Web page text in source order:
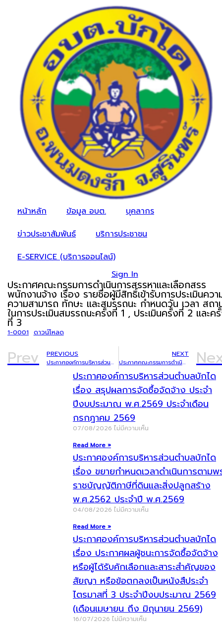
หน้าหลัก ข้อมูล อบต.
บุคลากร
ข่าวประชาสัมพันธ์
บริการประชาชน
E-SERVICE (บริการออนไลน์)
Sign In
ประกาศคณะกรรมการดำเนินการสรรหาและเลือกสรร
พนักงานจ้าง เรื่อง รายชื่อผู้มีสิทธิ์เข้ารับการประเมินควา
ความสามารถ ทักษะ และสมรรถนะ กำหนดวัน เวลา สถา
ในการประเมินสมรรถนะครั้งที่ 1 , ประเมินครั้งที่ 2 และค
ที่ 3
1-0001 ดาวน์โหลด
Prev PREVIOUS
ประกาศองค์การบริหารส่วนตำบลบักได เรื่อง การโอนเงินงบประมาณรายจ่ายประจำปีงบประมาณ พ.ศ.2568 ครั้งที่ 18
NEXT
ประกาศคณะกรรมการดำเนินการสรรหาและเลือกสรรพนักงานจ้าง เรื่อง รายชื่อผู้มีสิทธิ์เข้ารับการประเมินความรู้ความสามารถ ทักษะ และสมรรถนะ กำหนดวัน เวลา สถานที่ ในการประเมินสมรรถนะครั้งที่ 1 , ประเมินครั้งที่ 2 และครั้งที่ 3
ประกาศองค์การบริหารส่วนตำบลบักได
เรื่อง สรุปผลการจัดซื้อจัดจ้าง ประจำ
ปีงบประมาณ พ.ศ.2569 ประจำเดือน
กรกฎาคม 2569
07/08/2026 ไม่มีความเห็น
Read More »
ประกาศองค์การบริหารส่วนตำบลบักได
เรื่อง ขยายกำหนดเวลาดำเนินการตามพ
ราชบัญญัติภาษีที่ดินและสิ่งปลูกสร้าง
พ.ศ.2562 ประจำปี พ.ศ.2569
04/08/2026 ไม่มีความเห็น
Read More »
ประกาศองค์การบริหารส่วนตำบลบักได
เรื่อง ประกาศผลผู้ชนะการจัดซื้อจัดจ้าง
หรือผู้ได้รับคักเลือกและสาระสำคัญของ
สัยญา หรือข้อตกลงเป็นหนังสืประจำ
ไตรมาสที่ 3 ประจำปีงบประมาณ 2569
(เดือนเมษายน ถึง มิถุนายน 2569)
16/07/2026 ไม่มีความเห็น